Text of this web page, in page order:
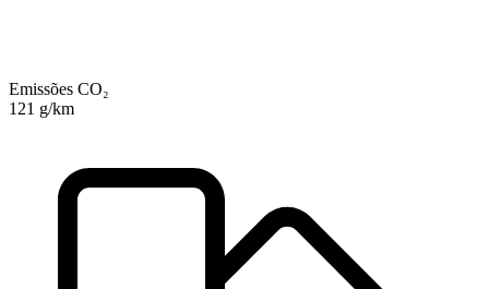
Emissões CO₂
121 g/km